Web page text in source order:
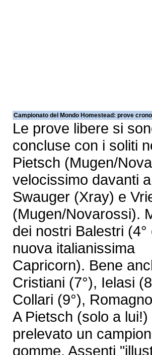
Campionato del Mondo Homestead: prove
Le prove libere si
concluse con i soliti
Pietsch (Mugen/
velocissimo davanti a
Swauger (Xray) e
(Mugen/Novarossi).
dei nostri Balestri (4°
nuova italianissima
Capricorn). Bene
Cristiani (7°), Ielasi
Collari (9°),
A Pietsch (solo a
prelevato un
gomme. Assenti